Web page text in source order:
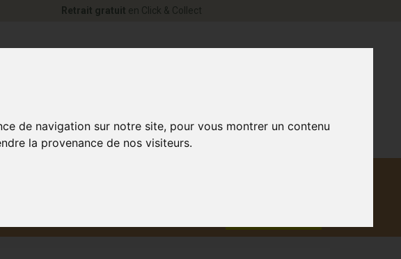
de navigation sur notre site, pour vous montrer un contenu
la provenance de nos visiteurs.
Retrait gratuit en Click & Collect